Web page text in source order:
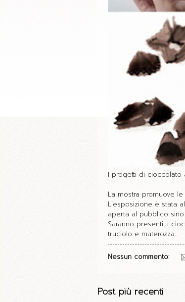
I progetti di cioccolato
La mostra promuove
L’esposizione è stata
aperta al pubblico
Saranno presenti, i
truciolo e materozza..
Nessun commento:
Post più recenti